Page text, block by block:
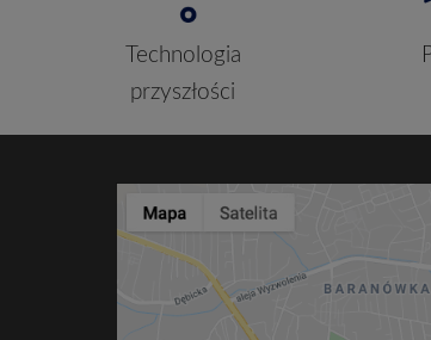
Technologia
przyszłości